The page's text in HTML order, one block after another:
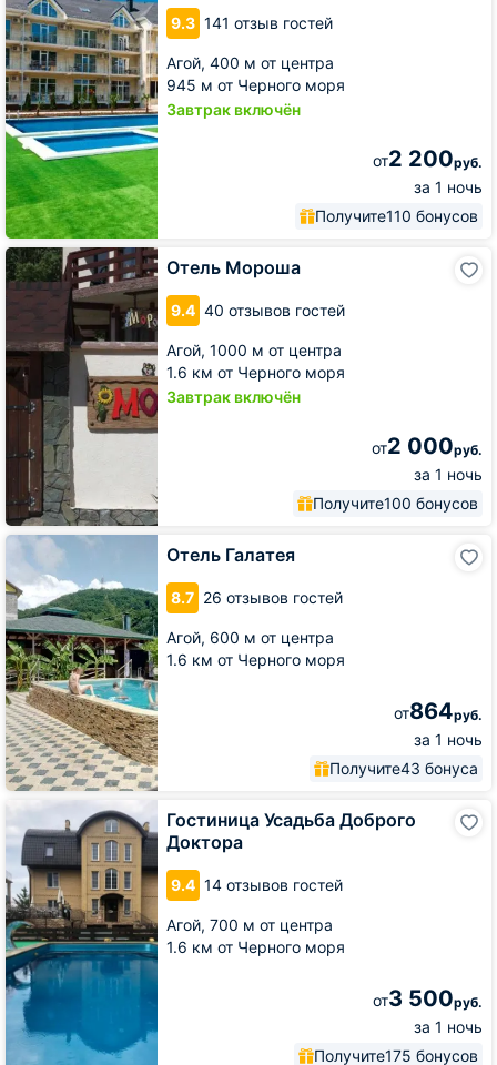
9.3 141 отзыв гостей
Агой, 400 м от центра
945 м от Черного моря
Завтрак включён
от2 200руб.
за 1 ночь
Получите110 бонусов
Отель Мороша
9.4 40 отзывов гостей
Агой, 1000 м от центра
1.6 км от Черного моря
Завтрак включён
от2 000руб.
за 1 ночь
Получите100 бонусов
Отель
Мороша
Отель Галатея
8.7 26 отзывов гостей
Агой, 600 м от центра
1.6 км от Черного моря
от864руб.
за 1 ночь
Получите43 бонуса
Отель
Галатея
Гостиница Усадьба Доброго
Доктора
9.4 14 отзывов гостей
Агой, 700 м от центра
1.6 км от Черного моря
от3 500руб.
за 1 ночь
Получите175 бонусов
Гостиница
Усадьба
Доброго
Доктора